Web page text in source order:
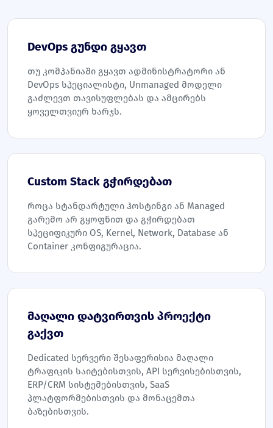
DevOps გუნდი გყავთ
თუ კომპანიაში გყავთ ადმინისტრატორი ან
DevOps სპეციალისტი, Unmanaged მოდელი
გაძლევთ თავისუფლებას და ამცირებს
ყოველთვიურ ხარჯს.
Custom Stack გჭირდებათ
როცა სტანდარტული ჰოსტინგი ან Managed
გარემო არ გყოფნით და გჭირდებათ
სპეციფიკური OS, Kernel, Network, Database ან
Container კონფიგურაცია.
მაღალი დატვირთვის პროექტი
გაქვთ
Dedicated სერვერი შესაფერისია მაღალი
ტრაფიკის საიტებისთვის, API სერვისებისთვის,
ERP/CRM სისტემებისთვის, SaaS
პლატფორმებისთვის და მონაცემთა
ბაზებისთვის.